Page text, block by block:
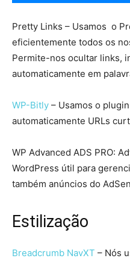
Pretty Links – Usamos o
eficientemente todos os
Permite-nos ocultar links,
automaticamente em
WP-Bitly – Usamos o
automaticamente URLs
WP Advanced ADS PRO:
WordPress útil para
também anúncios do
Estilização
Breadcrumb NavXT – Nós